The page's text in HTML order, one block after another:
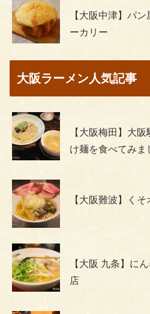
【大阪中津】パ
ーカリー
大阪ラーメン人気記事
【大阪梅田】大
け麺を食べてみま
【大阪難波】く
【大阪 九条】に
店